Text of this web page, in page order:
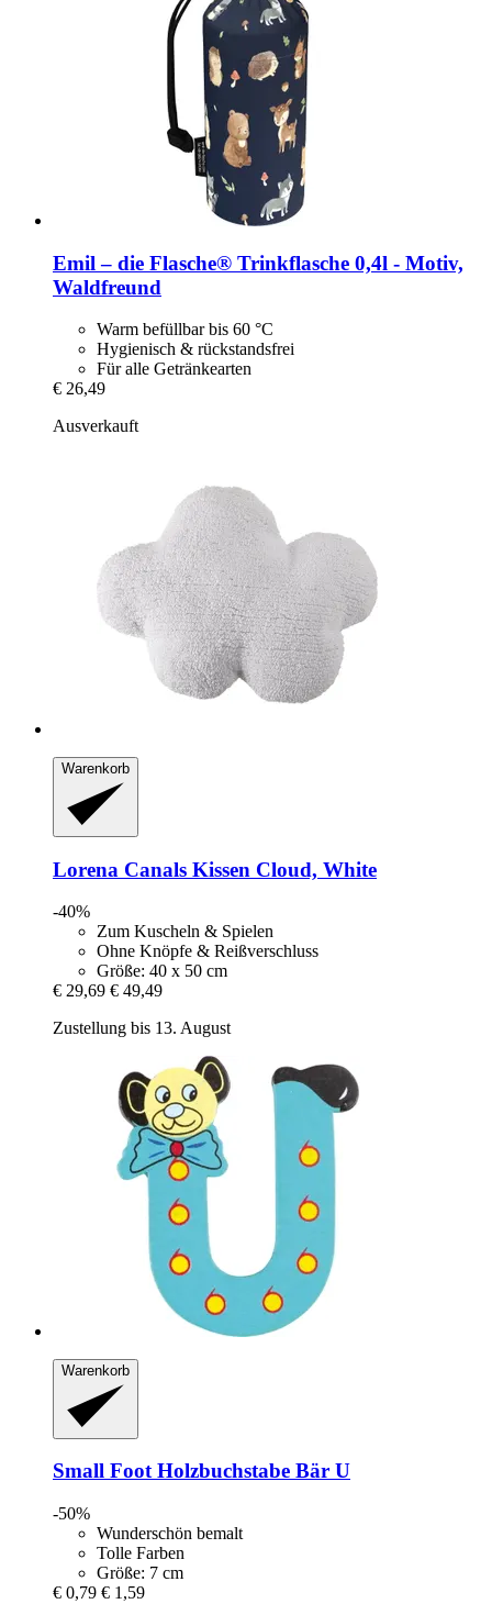
Emil – die Flasche® Trinkflasche 0,4l -​ Motiv,
Waldfreund
Warm befüllbar bis 60 °C
Hygienisch & rückstandsfrei
Für alle Getränkearten
€ 26,49
Ausverkauft
Warenkorb
Lorena Canals Kissen Cloud, White
-40%
Zum Kuscheln & Spielen
Ohne Knöpfe & Reißverschluss
Größe: 40 x 50 cm
€ 29,69 € 49,49
Zustellung bis 13. August
Warenkorb
Small FootHolzbuchstabe Bär U
-50%
Wunderschön bemalt
Tolle Farben
Größe: 7 cm
€ 0,79 € 1,59